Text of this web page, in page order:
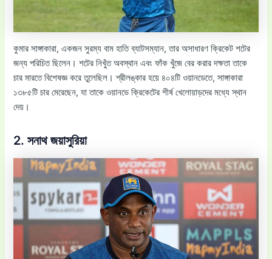
কুমার সাঙ্গাকারা, একজন সুরম্য বাম হাতি ব্যাটসম্যান, তার অসাধারণ ক্রিকেট শটের
জন্য পরিচিত ছিলেন। শটের নিখুঁত অবস্থান এবং ফাঁক খুঁজে বের করার দক্ষতা তাকে
চার মারতে বিশেষজ্ঞ করে তুলেছিল। শ্রীলঙ্কার হয়ে ৪০৪টি ওয়ানডেতে, সাঙ্গাকারা
১৩৮৫টি চার মেরেছেন, যা তাকে ওয়ানডে ক্রিকেটের শীর্ষ খেলোয়াড়দের মধ্যে স্থান
দেয়।
2. সনাথ জয়াসুরিয়া